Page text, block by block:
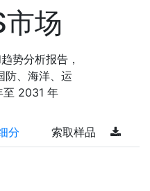
场
势分析报告，
防、海洋、运
至 2031 年
分 索取样品